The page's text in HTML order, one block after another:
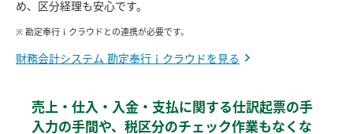
め、区分経理も安心です。
※ 勘定奉行ｉクラウドとの連携が必要です。
財務会計システム 勘定奉行ｉクラウドを見る
売上・仕入・入金・支払に関する仕訳起票の手
入力の手間や、税区分のチェック作業もなくな